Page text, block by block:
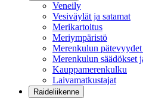
Veneily
Vesiväylät ja satamat
Merikartoitus
Meriympäristö
Merenkulun
Merenkulun säädökset
Kauppamerenkulku
Laivamatkustajat
Raideliikenne